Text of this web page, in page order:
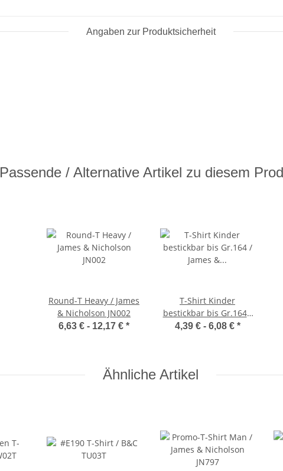
Angaben zur Produktsicherheit
Passende / Alternative Artikel zu diesem
Round-T Heavy / James
& Nicholson JN002
6,63 € - 12,17 € *
T-Shirt Kinder
bestickbar bis Gr.164 /
James & Nicholson
4,39 € - 6,08 € *
Ähnliche Artikel